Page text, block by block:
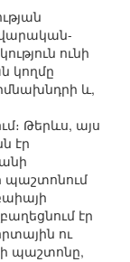
ունի
կողմը
և,
Թերևս, այս
էր
պաշտոնում
էր
ու
պաշտոնը,